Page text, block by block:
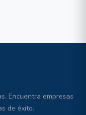
Encuentra empresas
de éxito.